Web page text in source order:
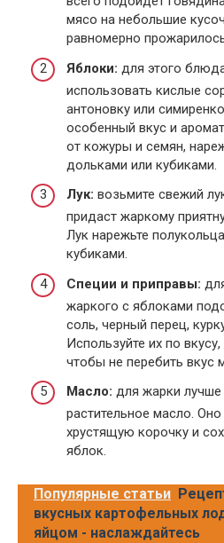
мясо на небольшие
равномерно
Яблоки: для этого
использовать кислые
антоновку или
особенный вкус и
от кожуры и семян,
дольками или кубиками.
Лук: возьмите свежий
придаст жаркому
Лук нарежьте
кубиками.
Специи и приправы:
жаркого с яблоками
соль, черный перец,
Используйте их по
чтобы не перебить вкус
Масло: для жарки лучше
растительное масло.
хрустящую корочку и
яблок.
Популярные статьи
вкусных картофельных
яйцом - наслаждайтесь